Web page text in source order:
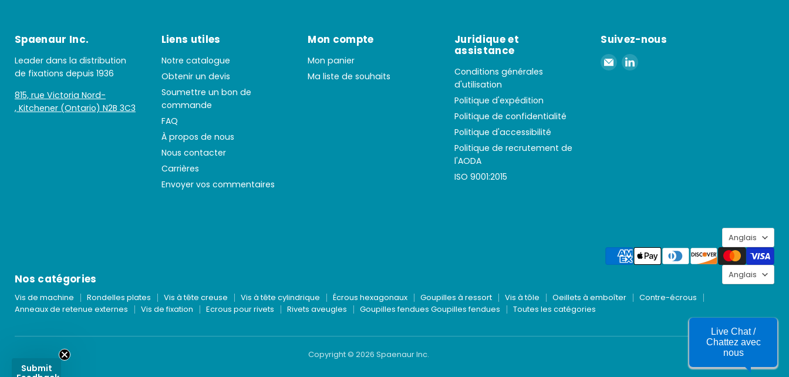
Spaenaur Inc.
Leader dans la distribution
de fixations depuis 1936
815, rue Victoria Nord-
, Kitchener (Ontario) N2B 3C3
Liens utiles
Notre catalogue
Obtenir un devis
Soumettre un bon de
commande
FAQ
À propos de nous
Nous contacter
Carrières
Envoyer vos commentaires
Mon compte
Mon panier
Ma liste de souhaits
Juridique et
assistance
Conditions générales
d'utilisation
Politique d'expédition
Politique de confidentialité
Politique d'accessibilité
Politique de recrutement de
l'AODA
ISO 9001:2015
Suivez-nous
Envoyer
un
Retrouvez-
Langue
Anglais
Nos catégories
Vis de machine Rondelles plates Vis à tête creuse Vis à tête cylindrique Écrous hexagonaux Goupilles à ressort Vis à tôle Oeillets à emboîter
Contre-écrous
Anneaux de retenue externes
Vis de fixation Ecrous pour rivets Rivets aveugles Goupilles fendues Goupilles fendues Toutes les catégories
Copyright © 2026 Spaenaur Inc.
Langue
Anglais
Submit
Live Chat /
Chattez avec
nous